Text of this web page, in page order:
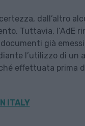
dall’altro
Tuttavia, l’AdE
già emessi
l’utilizzo di un
effettuata prima
ITALY